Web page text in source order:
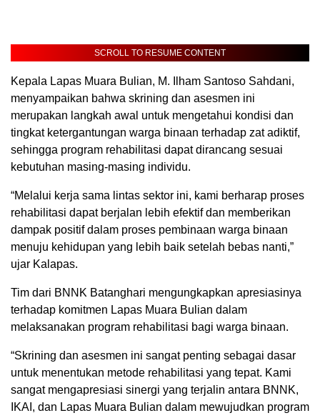
SCROLL TO RESUME CONTENT
Kepala Lapas Muara Bulian, M. Ilham Santoso Sahdani,
menyampaikan bahwa skrining dan asesmen ini
merupakan langkah awal untuk mengetahui kondisi dan
tingkat ketergantungan warga binaan terhadap zat adiktif,
sehingga program rehabilitasi dapat dirancang sesuai
kebutuhan masing-masing individu.
“Melalui kerja sama lintas sektor ini, kami berharap proses
rehabilitasi dapat berjalan lebih efektif dan memberikan
dampak positif dalam proses pembinaan warga binaan
menuju kehidupan yang lebih baik setelah bebas nanti,”
ujar Kalapas.
Tim dari BNNK Batanghari mengungkapkan apresiasinya
terhadap komitmen Lapas Muara Bulian dalam
melaksanakan program rehabilitasi bagi warga binaan.
“Skrining dan asesmen ini sangat penting sebagai dasar
untuk menentukan metode rehabilitasi yang tepat. Kami
sangat mengapresiasi sinergi yang terjalin antara BNNK,
IKAI, dan Lapas Muara Bulian dalam mewujudkan program